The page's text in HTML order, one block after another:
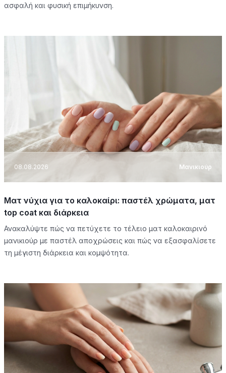
ασφαλή και φυσική επιμήκυνση.
08.08.2026 Μανικιούρ
Ματ νύχια για το καλοκαίρι: παστέλ χρώματα, ματ
top coat και διάρκεια
Ανακαλύψτε πώς να πετύχετε το τέλειο ματ καλοκαιρινό
μανικιούρ με παστέλ αποχρώσεις και πώς να εξασφαλίσετε
τη μέγιστη διάρκεια και κομψότητα.